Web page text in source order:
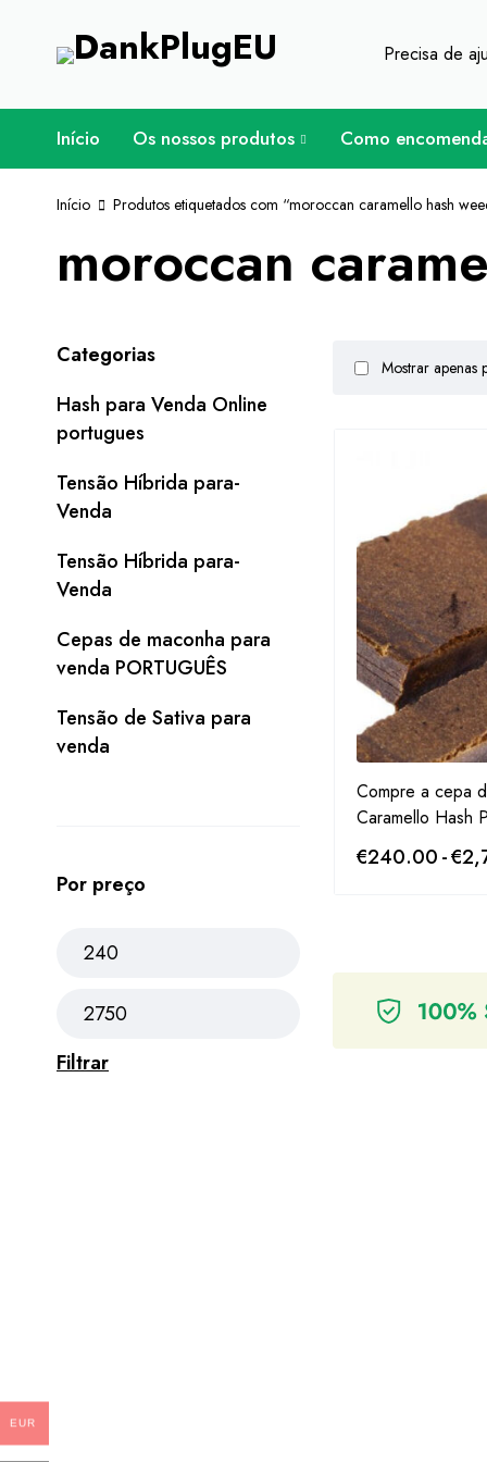
Precisa de
Início Os nossos produtos Como
Início Produtos etiquetados com “moroccan caramello hash
moroccan
Categorias
Hash para Venda Online
portugues
Tensão Híbrida para-
Venda
Tensão Híbrida para-
Venda
Cepas de maconha para
venda PORTUGUÊS
Tensão de Sativa para
venda
Por preço
Filtrar
Mostrar apenas
Compre a cepa
Caramello Hash
€240.00-€
Para os amantes de ervas daninhas -
EUR